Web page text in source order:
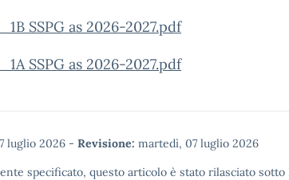
SSPG as 2026-2027.pdf
SSPG as 2026-2027.pdf
luglio 2026 - Revisione: martedì, 07 luglio 2026
specificato, questo articolo è stato rilasciato sotto